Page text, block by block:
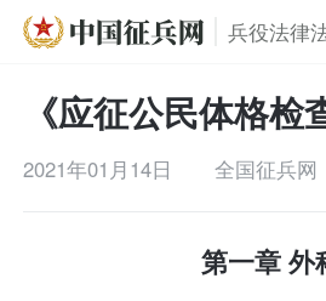
兵役法律
《应征公民体格
2021年01月14日 全国征兵网
第一章 外